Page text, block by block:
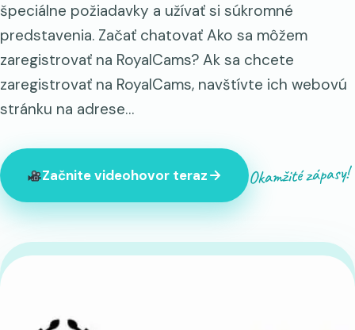
špeciálne požiadavky a užívať si súkromné
predstavenia. Začať chatovať Ako sa môžem
zaregistrovať na RoyalCams? Ak sa chcete
zaregistrovať na RoyalCams, navštívte ich webovú
stránku na adrese…
Začnite videohovor teraz Okamžité zápasy!